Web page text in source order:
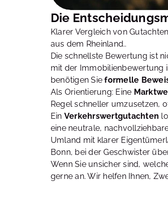
Die
Klarer Vergleich von
aus dem Rheinland..
Die schnellste Bewertung ist
mit der Immobilienbewertung
benötigen Sieformelle
Als Orientierung: Eine
Regel schneller umzusetzen,
Ein Verkehrswertgutachten
eine neutrale,
Umland mit klarer
Bonn, bei der Geschwister
Wenn Sie unsicher sind,
gerne an. Wir helfen Ihnen,